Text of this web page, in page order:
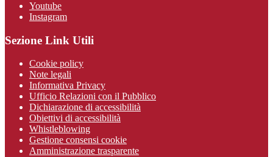
Youtube
Instagram
Sezione Link Utili
Cookie policy
Note legali
Informativa Privacy
Ufficio Relazioni con il Pubblico
Dichiarazione di accessibilità
Obiettivi di accessibilità
Whistleblowing
Gestione consensi cookie
Amministrazione trasparente